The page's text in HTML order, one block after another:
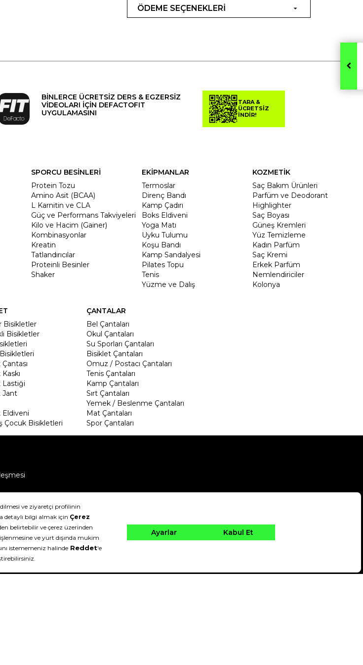
ÖDEME SEÇENEKLERİ
BİNLERCE ÜCRETSİZ DERS & EGZERSİZ
VİDEOLARI İÇİN DEFACTOFIT
UYGULAMASINI
TARA &
ÜCRETSİZ
İNDİR!
SPORCU BESİNLERİ
Protein Tozu
Amino Asit (BCAA)
L Karnitin ve CLA
Güç ve Performans Takviyeleri
Kilo ve Hacim (Gainer)
Kombinasyonlar
Kreatin
Tatlandırıcılar
Proteinli Besinler
Shaker
EKİPMANLAR
Termoslar
Direnç Bandı
Kamp Çadırı
Boks Eldiveni
Yoga Matı
Uyku Tulumu
Koşu Bandı
Kamp Sandalyesi
Pilates Topu
Tenis
Yüzme ve Dalış
KOZMETİK
Saç Bakım Ürünleri
Parfüm ve Deodorant
Highlighter
Saç Boyası
Güneş Kremleri
Yüz Temizleme
Kadın Parfüm
Saç Kremi
Erkek Parfüm
Nemlendiriciler
Kolonya
Bisikletler
Bisikletler
Lastiği
Jant
Eldiveni
Çocuk Bisikletleri
ÇANTALAR
Bel Çantaları
Okul Çantaları
Su Sporları Çantaları
Bisiklet Çantaları
Omuz / Postacı Çantaları
Tenis Çantaları
Kamp Çantaları
Sırt Çantaları
Yemek / Beslenme Çantaları
Mat Çantaları
Spor Çantaları